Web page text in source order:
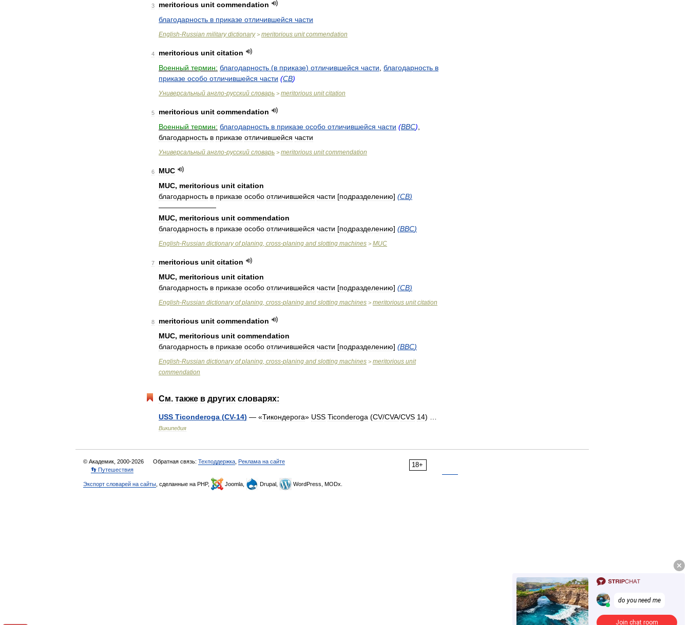
3 meritorious unit commendation
благодарность в приказе отличившейся части
English-Russian military dictionary> meritorious unit commendation
4 meritorious unit citation
Военный термин: благодарность (в приказе) отличившейся части благодарность в
приказе особо отличившейся части (СВ)
Универсальный англо-русский словарь > meritorious unit citation
5 meritorious unit commendation
Военный термин: благодарность в приказе особо отличившейся части (ВВС)
благодарность в приказе отличившейся части
Универсальный англо-русский словарь > meritorious unit commendation
6
MUC
MUC, meritorious unit citation
благодарность в приказе особо отличившейся части [подразделению] (СВ)
————————
MUC, meritorious unit commendation
благодарность в приказе особо отличившейся части [подразделению] (ВВС)
English-Russian dictionary of planing, cross-planing and slotting machines > MUC
7 meritorious unit citation
MUC, meritorious unit citation
благодарность в приказе особо отличившейся части [подразделению] (СВ)
English-Russian dictionary of planing, cross-planing and slotting machines > meritorious unit citation
8 meritorious unit commendation
MUC, meritorious unit commendation
благодарность в приказе особо отличившейся части [подразделению] (ВВС)
English-Russian dictionary of planing, cross-planing and slotting machines > meritorious unit
commendation
См. также в других словарях:
USS Ticonderoga (CV-14) — «Тикондерога» USS Ticonderoga (CV/CVA/CVS 14) …
Википедия
18+
© Академик, 2000-2026 Обратная связь: Техподдержка Реклама на сайте
👣 Путешествия
Экспорт словарей на сайты , сделанные на PHP, Joomla, Drupal, WordPress, MODx.